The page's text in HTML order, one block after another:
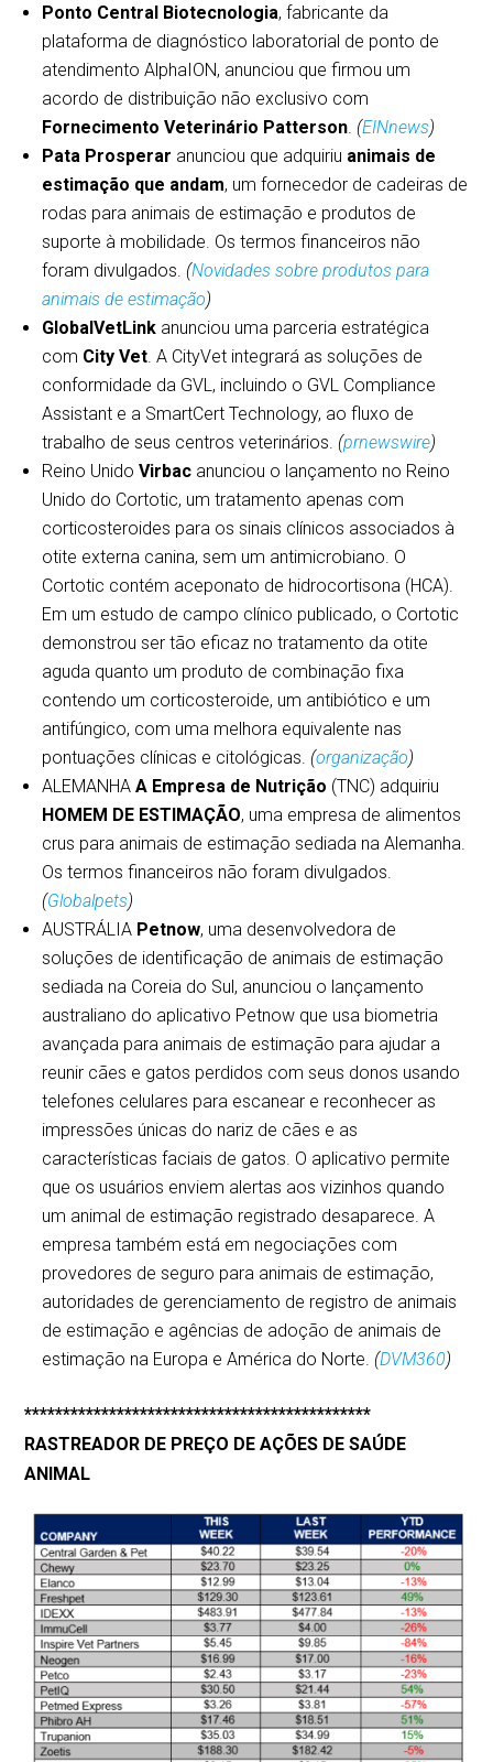
Ponto Central Biotecnologia, fabricante da
plataforma de diagnóstico laboratorial de ponto de
atendimento AlphaION, anunciou que firmou um
acordo de distribuição não exclusivo com
Fornecimento Veterinário Patterson. (EINnews)
Pata Prosperar anunciou que adquiriu animais de
estimação que andam, um fornecedor de cadeiras de
rodas para animais de estimação e produtos de
suporte à mobilidade. Os termos financeiros não
foram divulgados. (Novidades sobre produtos para
animais de estimação)
GlobalVetLink anunciou uma parceria estratégica
com City Vet. A CityVet integrará as soluções de
conformidade da GVL, incluindo o GVL Compliance
Assistant e a SmartCert Technology, ao fluxo de
trabalho de seus centros veterinários. (prnewswire)
Reino UnidoVirbac anunciou o lançamento no Reino
Unido do Cortotic, um tratamento apenas com
corticosteroides para os sinais clínicos associados à
otite externa canina, sem um antimicrobiano. O
Cortotic contém aceponato de hidrocortisona (HCA).
Em um estudo de campo clínico publicado, o Cortotic
demonstrou ser tão eficaz no tratamento da otite
aguda quanto um produto de combinação fixa
contendo um corticosteroide, um antibiótico e um
antifúngico, com uma melhora equivalente nas
pontuações clínicas e citológicas. (organização)
ALEMANHAA Empresa de Nutrição (TNC) adquiriu
HOMEM DE ESTIMAÇÃO, uma empresa de alimentos
crus para animais de estimação sediada na Alemanha.
Os termos financeiros não foram divulgados.
(Globalpets)
AUSTRÁLIA Petnow, uma desenvolvedora de
soluções de identificação de animais de estimação
sediada na Coreia do Sul, anunciou o lançamento
australiano do aplicativo Petnow que usa biometria
avançada para animais de estimação para ajudar a
reunir cães e gatos perdidos com seus donos usando
telefones celulares para escanear e reconhecer as
impressões únicas do nariz de cães e as
características faciais de gatos. O aplicativo permite
que os usuários enviem alertas aos vizinhos quando
um animal de estimação registrado desaparece. A
empresa também está em negociações com
provedores de seguro para animais de estimação,
autoridades de gerenciamento de registro de animais
de estimação e agências de adoção de animais de
estimação na Europa e América do Norte. (DVM360)
*********************************************
RASTREADOR DE PREÇO DE AÇÕES DE SAÚDE
ANIMAL